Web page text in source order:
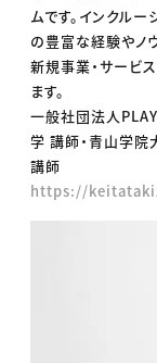
ムです。インクルー
の豊富な経験やノ
新規事業・サービ
ます。
一般社団法人
学 講師・青山学院
講師
https://